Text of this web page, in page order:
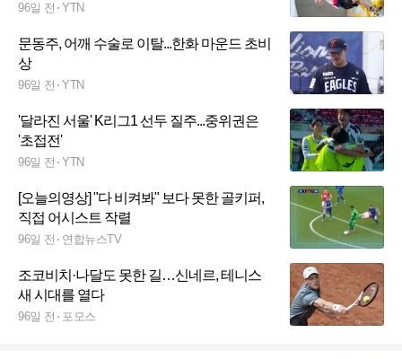
96일 전 YTN
문동주, 어깨 수술로 이탈...한화 마운드 초비
상
96일 전 YTN
'달라진 서울' K리그1 선두 질주...중위권은
'초접전'
96일 전 YTN
[오늘의영상] "다 비켜봐" 보다 못한 골키퍼,
직접 어시스트 작렬
96일 전 연합뉴스TV
조코비치·나달도 못한 길…신네르, 테니스
새 시대를 열다
96일 전 포모스